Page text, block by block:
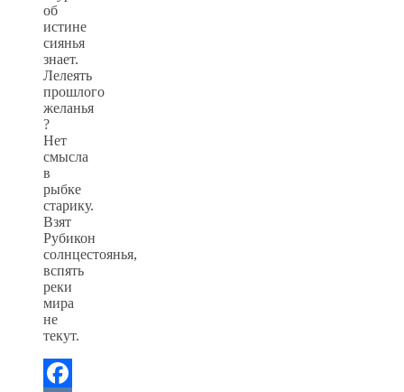
об
истине
сиянья
знает.
Лелеять
прошлого
желанья
?
Нет
смысла
в
рыбке
старику.
Взят
Рубикон
солнцестоянья,
вспять
реки
мира
не
текут.